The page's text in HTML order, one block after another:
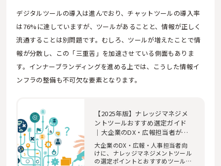
デジタルツールの導入は進んでおり、チャットツールの導入率
は76%に達していますが、ツールがあることと、情報が正しく
流通することは別問題です。むしろ、ツールが増えたことで情
報が分散し、この「三重苦」を加速させている側面もありま
す。インナーブランディングを進める上では、こうした情報イ
ンフラの整備も不可欠な要素となります。
【2025年版】ナレッジマネジメ
ントツールおすすめ選定ガイド
｜大企業のDX・広報担当者が知
るべき導入と活用のすべて
大企業のDX・広報・人事担当者向
けに、ナレッジマネジメントツール
の選定ポイントとおすすめツールを